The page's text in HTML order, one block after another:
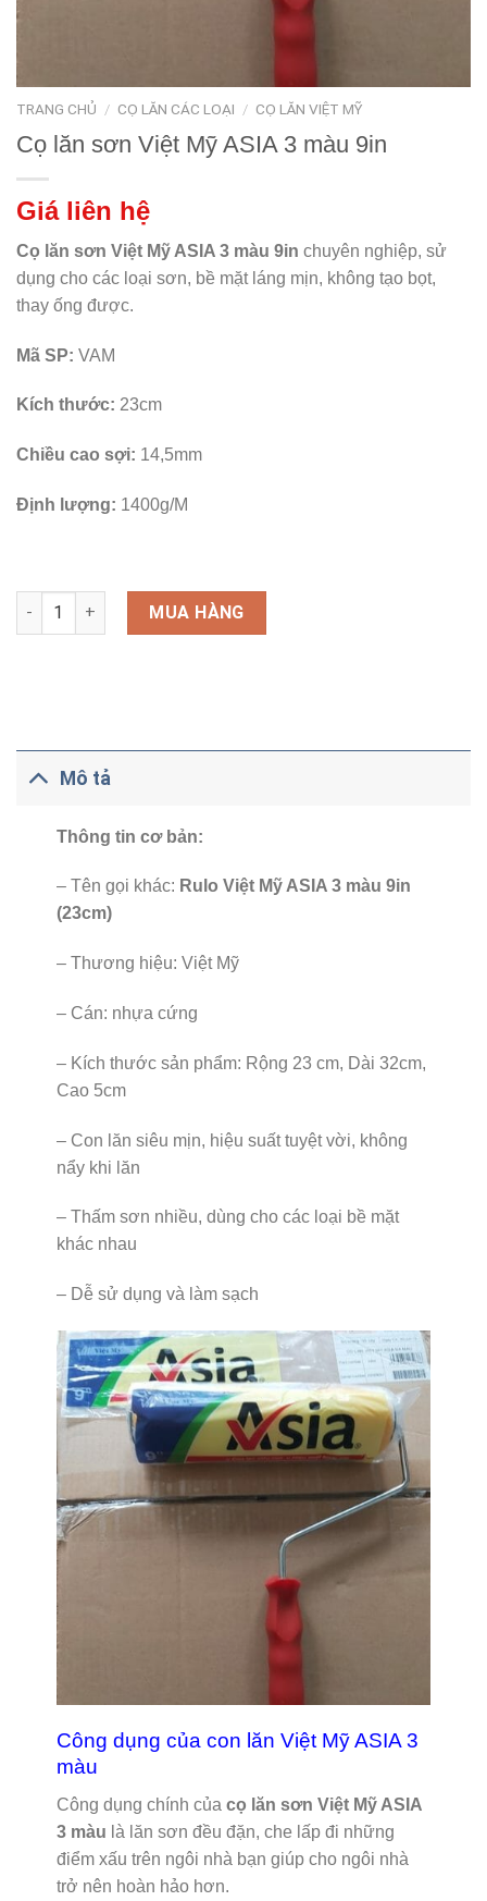
TRANG CHỦ / CỌ LĂN CÁC LOẠI / CỌ LĂN VIỆT MỸ
Cọ lăn sơn Việt Mỹ ASIA 3 màu 9in
Giá liên hệ
Cọ lăn sơn Việt Mỹ ASIA 3 màu 9in chuyên nghiệp, sử
dụng cho các loại sơn, bề mặt láng mịn, không tạo bọt,
thay ống được.
Mã SP: VAM
Kích thước: 23cm
Chiều cao sợi: 14,5mm
Định lượng: 1400g/M
Số lượng MUA HÀNG
Mô tả
Thông tin cơ bản:
– Tên gọi khác: Rulo Việt Mỹ ASIA 3 màu 9in
(23cm)
– Thương hiệu: Việt Mỹ
– Cán: nhựa cứng
– Kích thước sản phẩm: Rộng 23 cm, Dài 32cm,
Cao 5cm
– Con lăn siêu mịn, hiệu suất tuyệt vời, không
nẩy khi lăn
– Thấm sơn nhiều, dùng cho các loại bề mặt
khác nhau
– Dễ sử dụng và làm sạch
Công dụng của con lăn Việt Mỹ ASIA 3
màu
Công dụng chính của cọ lăn sơn Việt Mỹ ASIA
3 màu là lăn sơn đều đặn, che lấp đi những
điểm xấu trên ngôi nhà bạn giúp cho ngôi nhà
trở nên hoàn hảo hơn.